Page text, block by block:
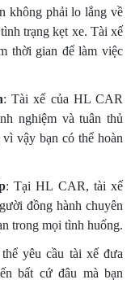
không phải lo lắng về
trạng kẹt xe. Tài xế
thời gian để làm việc
: Tài xế của HL CAR
nghiệm và tuân thủ
vậy bạn có thể hoàn
: Tại HL CAR, tài xế
đồng hành chuyên
trong mọi tình huống.
yêu cầu tài xế đưa
bất cứ đâu mà bạn